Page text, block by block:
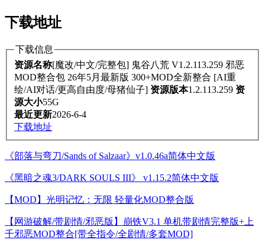
下载地址
下载信息
资源名称[魔改/中文/完整包] 鬼谷八荒 V1.2.113.259 邪恶
MOD整合包 26年5月最新版 300+MOD全新整合 [AI重
绘/AI对话/更高自由度/母猪仙子] 资源版本1.2.113.259 资
源大小55G
最近更新2026-6-4
下载地址
《部落与弯刀/Sands of Salzaar》v1.0.46a简体中文版
《黑暗之魂3/DARK SOULS III》 v1.15.2简体中文版
【MOD】光明记忆：无限 轻量化MOD整合版
【网游破解/带剧情/邪恶版】崩铁V3.1 单机带剧情完整版+上
千邪恶MOD整合[带全指令/全剧情/多套MOD]